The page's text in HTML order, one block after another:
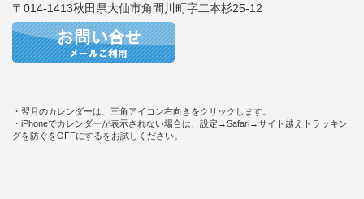
〒014-1413秋田県大仙市角間川町字二本杉25-12
・翌月のカレンダーは、三角アイコン右向きをクリックします。
・iPhoneでカレンダーが表示されない場合は、設定→Safari→サイト越えトラッキン
グを防ぐをOFFにするをお試しください。